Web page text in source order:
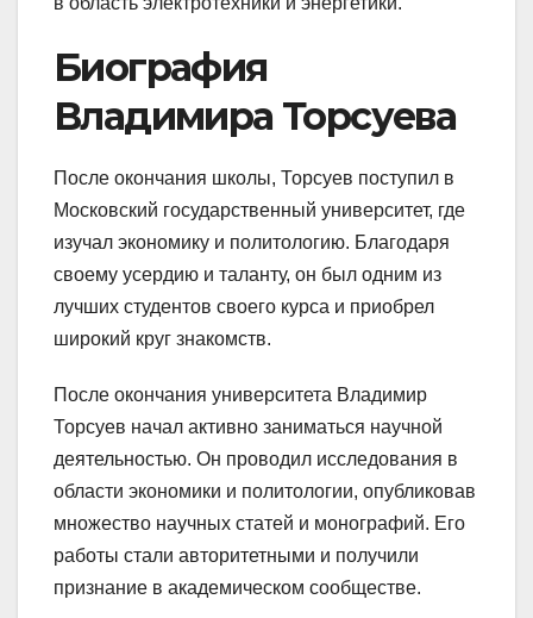
Биография
Владимира Торсуева
После окончания школы, Торсуев поступил в
Московский государственный университет, где
изучал экономику и политологию. Благодаря
своему усердию и таланту, он был одним из
лучших студентов своего курса и приобрел
широкий круг знакомств.
После окончания университета Владимир
Торсуев начал активно заниматься научной
деятельностью. Он проводил исследования в
области экономики и политологии, опубликовав
множество научных статей и монографий. Его
работы стали авторитетными и получили
признание в академическом сообществе.